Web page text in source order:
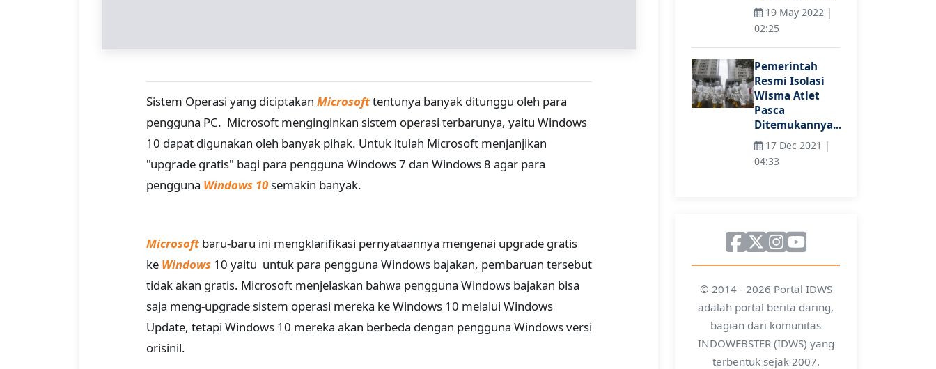
Sistem Operasi yang diciptakan Microsofttentunya banyak ditunggu oleh para
pengguna PC. Microsoft menginginkan sistem operasi terbarunya, yaitu Windows
10 dapat digunakan oleh banyak pihak. Untuk itulah Microsoft menjanjikan
"upgrade gratis" bagi para pengguna Windows 7 dan Windows 8 agar para
pengguna Windows 10semakin banyak.
Microsoft baru-baru ini mengklarifikasi pernyataannya mengenai upgrade gratis
keWindows10 yaitu untuk para pengguna Windows bajakan, pembaruan tersebut
tidak akan gratis. Microsoft menjelaskan bahwa pengguna Windows bajakan bisa
saja meng-upgrade sistem operasi mereka ke Windows 10 melalui Windows
Update, tetapi Windows 10 mereka akan berbeda dengan pengguna Windows versi
orisinil.
19 May 2022 |
02:25
Pemerintah
Resmi Isolasi
Wisma Atlet
Pasca
Ditemukannya...
17 Dec 2021 |
04:33
© 2014 - 2026 Portal IDWS
adalah portal berita daring,
bagian dari komunitas
INDOWEBSTER (IDWS) yang
terbentuk sejak 2007.